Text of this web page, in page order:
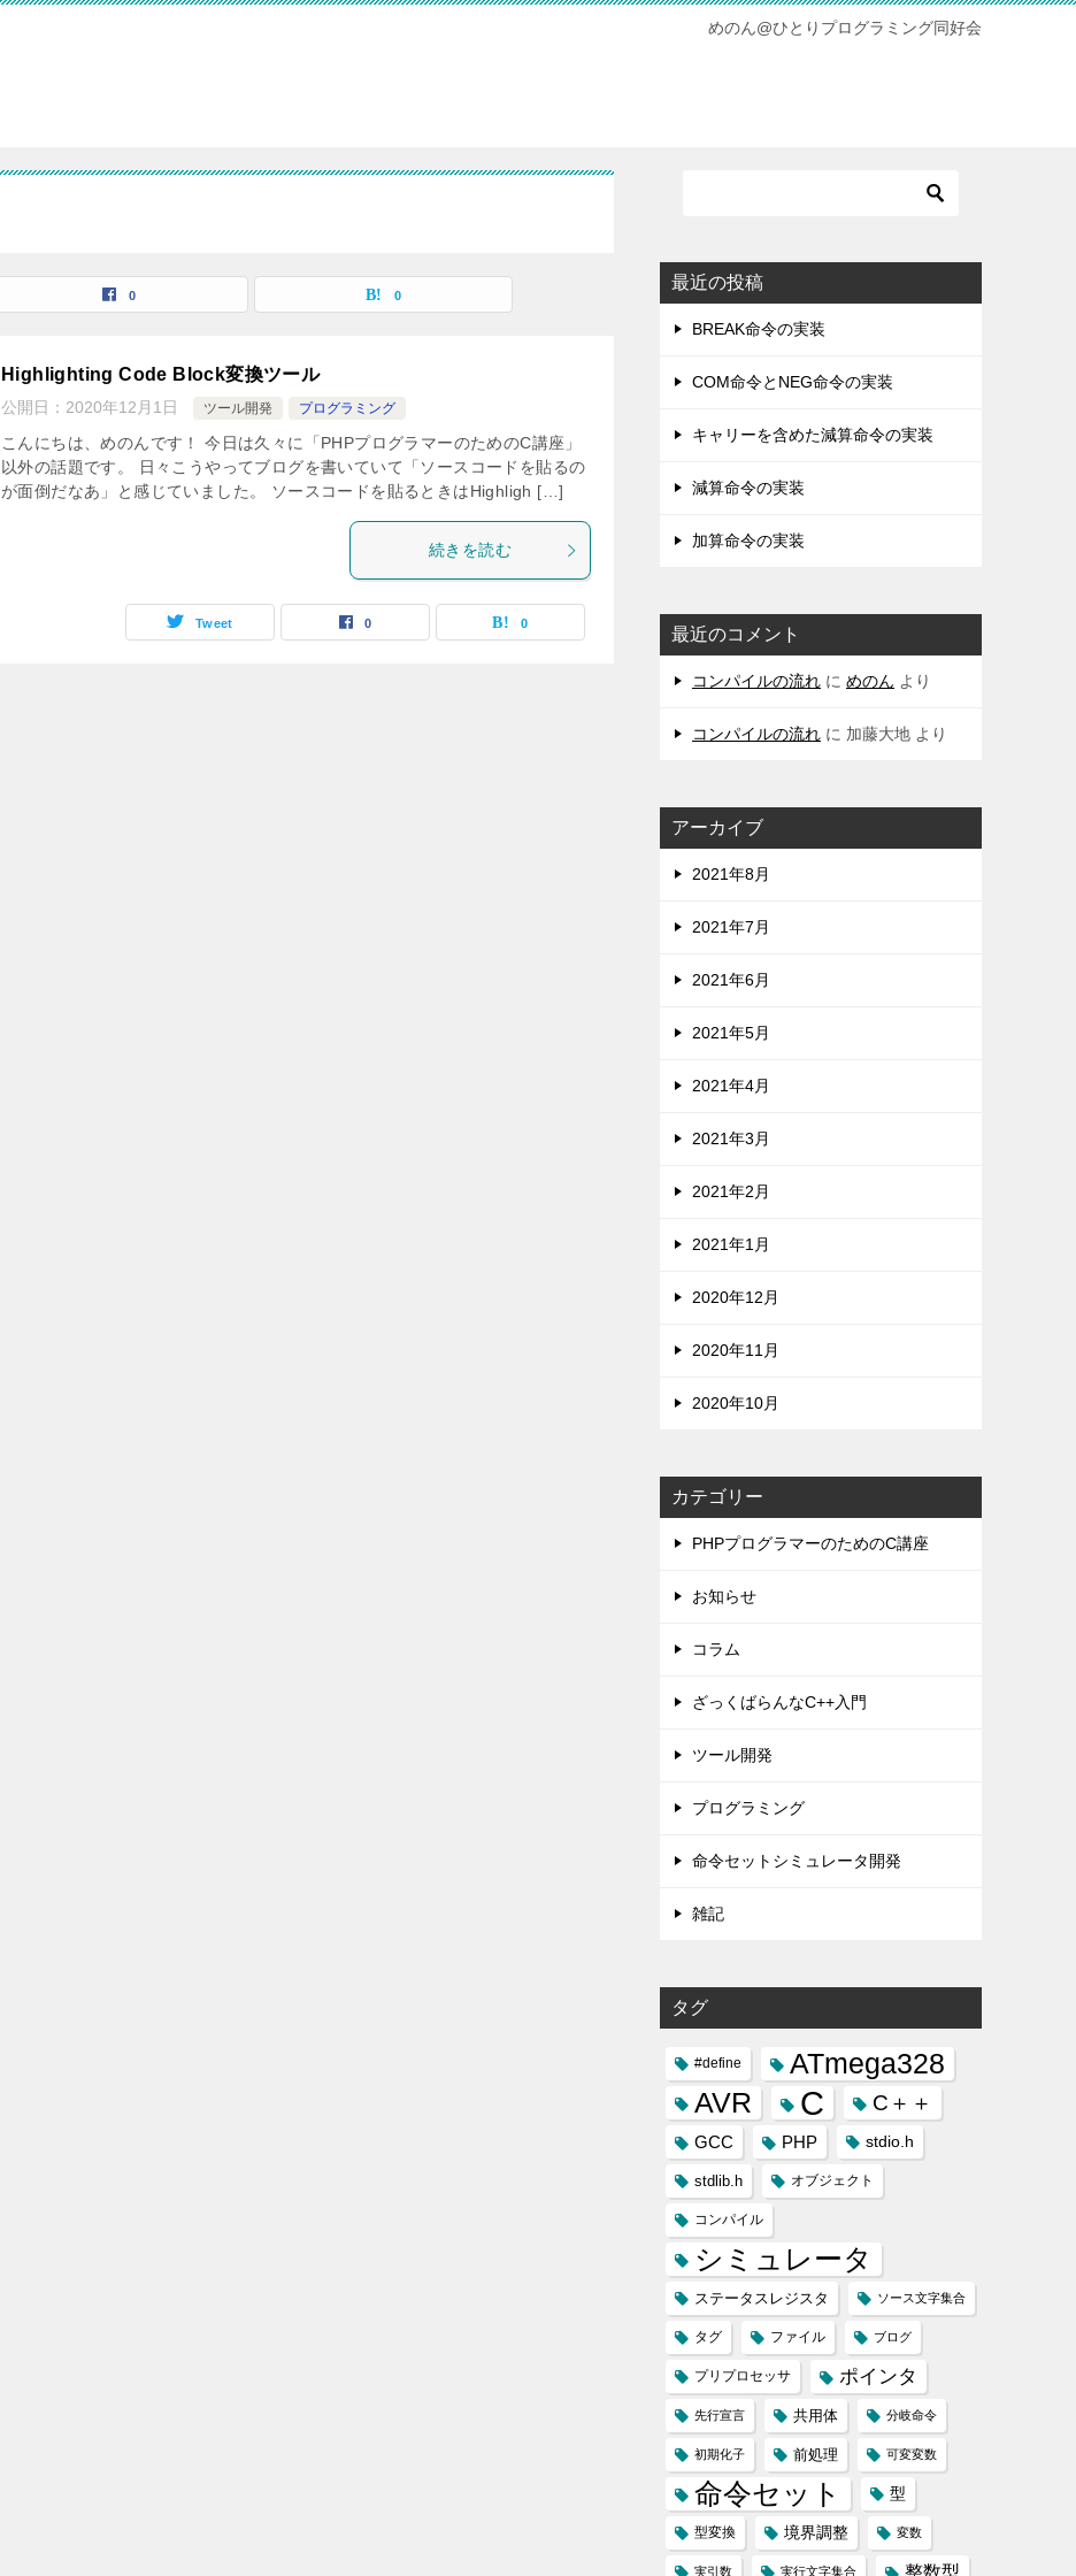
めのん@ひとりプログラミング同好会
0 0
Highlighting Code Block変換ツール
公開日： 2020年12月1日 ツール開発 プログラミング
こんにちは、めのんです！ 今日は久々に「PHPプログラマーのためのC講座」
以外の話題です。 日々こうやってブログを書いていて「ソースコードを貼るの
が面倒だなあ」と感じていました。 ソースコードを貼るときはHighligh […]
続きを読む
Tweet 0 0
最近の投稿
BREAK命令の実装
COM命令とNEG命令の実装
キャリーを含めた減算命令の実装
減算命令の実装
加算命令の実装
最近のコメント
コンパイルの流れ に めのん より
コンパイルの流れ に 加藤大地 より
アーカイブ
2021年8月
2021年7月
2021年6月
2021年5月
2021年4月
2021年3月
2021年2月
2021年1月
2020年12月
2020年11月
2020年10月
カテゴリー
PHPプログラマーのためのC講座
お知らせ
コラム
ざっくばらんなC++入門
ツール開発
プログラミング
命令セットシミュレータ開発
雑記
タグ
#define
ATmega328
AVR
C C＋＋
GCC PHP stdio.h
stdlib.h オブジェクト
コンパイル
シミュレータ
ステータスレジスタ ソース文字集合
タグ ファイル ブログ
プリプロセッサ ポインタ
先行宣言 共用体 分岐命令
初期化子 前処理 可変変数
命令セット 型
型変換 境界調整 変数
実引数 実行文字集合 整数型